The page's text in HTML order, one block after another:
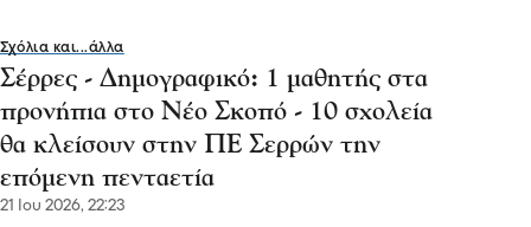
Σχόλια και...άλλα
Σέρρες - Δημογραφικό: 1 μαθητής στα
προνήπια στο Νέο Σκοπό - 10 σχολεία
θα κλείσουν στην ΠΕ Σερρών την
επόμενη πενταετία
21 Ιου 2026, 22:23